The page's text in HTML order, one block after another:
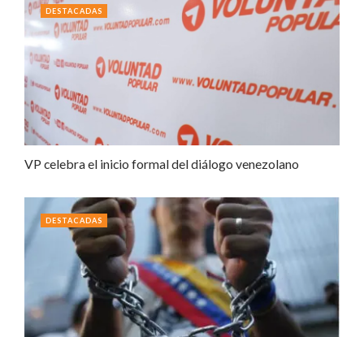
VP celebra el inicio formal del diálogo venezolano
DESTACADAS
DESTACADAS